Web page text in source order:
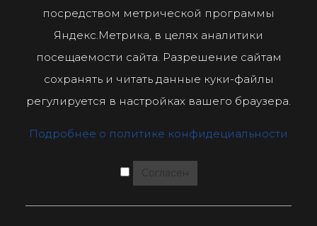
посредством метрической программы
Яндекс.Метрика, в целях аналитики
посещаемости сайта. Разрешение сайтам
сохранять и читать данные куки-файлы
регулируется в настройках вашего браузера.
Подробнее о политике конфидециальности
Согласен